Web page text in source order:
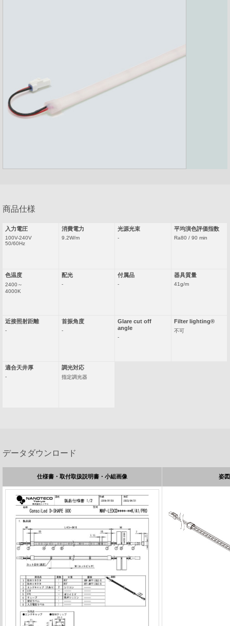
会社概要
事業所所在地
サイトマップ プライバシーポリシー
商品仕様
入力電圧
100V-240V
50/60Hz
消費電力
9.2W/m
光源光束
-
平均演色評価指数
Ra80 / 90 min
色温度
2400～
4000K
配光
-
付属品
-
器具質量
41g/m
近接照射距離
-
首振角度
-
Glare cut off
angle
-
Filter lighting®
不可
適合天井厚
-
調光対応
指定調光器
データダウンロード
仕様書・取付取扱説明書・小組画像 姿